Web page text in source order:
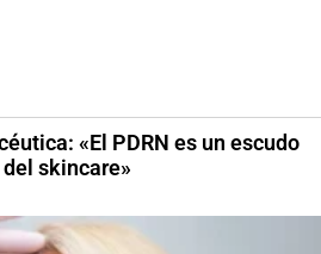
«El PDRN es un escudo
skincare»